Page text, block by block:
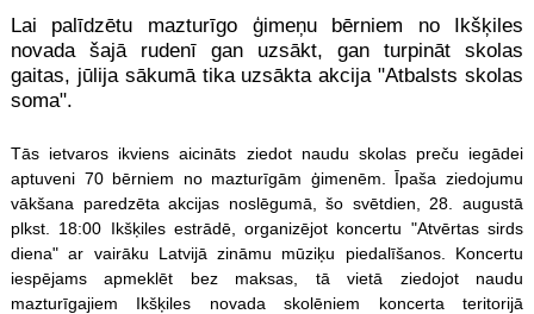
Lai palīdzētu mazturīgo ģimeņu bērniem no Ikšķiles
novada šajā rudenī gan uzsākt, gan turpināt skolas
gaitas, jūlija sākumā tika uzsākta akcija "Atbalsts skolas
soma".
Tās ietvaros ikviens aicināts ziedot naudu skolas preču iegādei
aptuveni 70 bērniem no mazturīgām ģimenēm. Īpaša ziedojumu
vākšana paredzēta akcijas noslēgumā, šo svētdien, 28. augustā
plkst. 18:00 Ikšķiles estrādē, organizējot koncertu "Atvērtas sirds
diena" ar vairāku Latvijā zināmu mūziķu piedalīšanos. Koncertu
iespējams apmeklēt bez maksas, tā vietā ziedojot naudu
mazturīgajiem Ikšķiles novada skolēniem koncerta teritorijā